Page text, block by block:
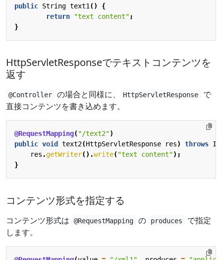
public String text1 ()
{
return
"text content" ;
}
HttpServletResponseでテキストコンテンツを
返す
@Controller の場合と同様に、 HttpServletResponse
で
直接コンテンツを書き込めます。
@RequestMapping("/text2")
public void text2(HttpServletResponse res) throws
res .getWriter().write("text content");
}
コンテンツ形式を指定する
コンテンツ形式は @RequestMapping の produces
で指定
します。